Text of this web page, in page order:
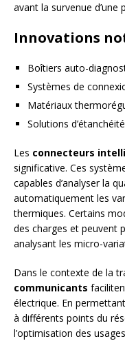
avant la survenue d’une
Innovations
Boîtiers auto-
Systèmes de
Matériaux
Solutions
Les connecteurs
significative. Ces
capables d’analyser la
automatiquement les
thermiques. Certains
des charges et peuvent
analysant les micro-
Dans le contexte de la
communicants
électrique. En
à différents points du
l’optimisation des